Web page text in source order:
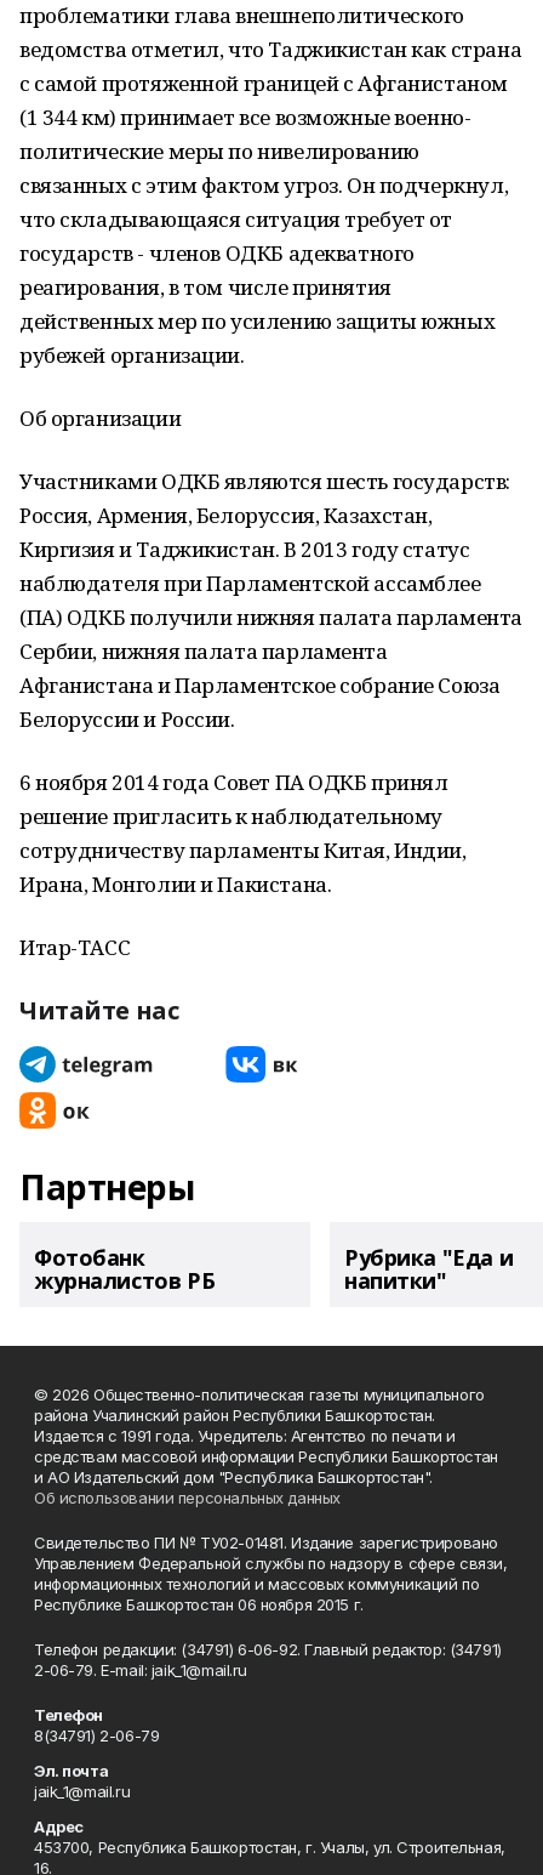
проблематики глава внешнеполитического
ведомства отметил, что Таджикистан как страна
с самой протяженной границей с Афганистаном
(1 344 км) принимает все возможные военно-
политические меры по нивелированию
связанных с этим фактом угроз. Он подчеркнул,
что складывающаяся ситуация требует от
государств - членов ОДКБ адекватного
реагирования, в том числе принятия
действенных мер по усилению защиты южных
рубежей организации.
Об организации
Участниками ОДКБ являются шесть государств:
Россия, Армения, Белоруссия, Казахстан,
Киргизия и Таджикистан. В 2013 году статус
наблюдателя при Парламентской ассамблее
(ПА) ОДКБ получили нижняя палата парламента
Сербии, нижняя палата парламента
Афганистана и Парламентское собрание Союза
Белоруссии и России.
6 ноября 2014 года Совет ПА ОДКБ принял
решение пригласить к наблюдательному
сотрудничеству парламенты Китая, Индии,
Ирана, Монголии и Пакистана.
Итар-ТАСС
Читайте нас
Партнеры
Фотобанк
журналистов РБ
Рубрика "Еда и
напитки"
© 2026 Общественно-политическая газеты муниципального
района Учалинский район Республики Башкортостан.
Издается с 1991 года. Учредитель: Агентство по печати и
средствам массовой информации Республики Башкортостан
и АО Издательский дом "Республика Башкортостан".
Об использовании персональных данных
Свидетельство ПИ № ТУ02-01481. Издание зарегистрировано
Управлением Федеральной службы по надзору в сфере связи,
информационных технологий и массовых коммуникаций по
Республике Башкортостан 06 ноября 2015 г.
Телефон редакции: (34791) 6-06-92. Главный редактор: (34791)
2-06-79. Е-mаil: jaik_1@mail.ru
Телефон
8(34791) 2-06-79
Эл. почта
jaik_1@mail.ru
Адрес
453700, Республика Башкортостан, г. Учалы, ул. Строительная,
16.